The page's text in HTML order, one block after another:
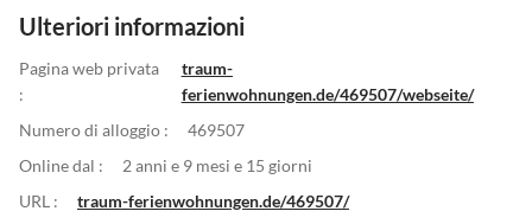
Ulteriori informazioni
Pagina web privata
:
traum-
ferienwohnungen.de/469507/webseite/
Numero di alloggio :
469507
Online dal :
2 anni e 9 mesi e 15 giorni
URL :
traum-ferienwohnungen.de/469507/